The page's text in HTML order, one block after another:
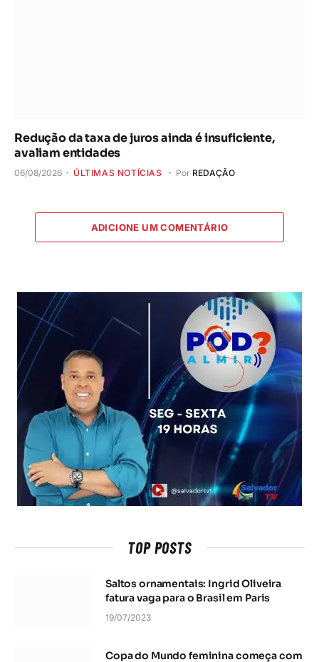
Redução da taxa de juros ainda é insuficiente,
avaliam entidades
06/08/2026 ÚLTIMAS NOTÍCIAS Por REDAÇÃO
ADICIONE UM COMENTÁRIO
TOP POSTS
Saltos ornamentais: Ingrid Oliveira
fatura vaga para o Brasil em Paris
19/07/2023
Copa do Mundo feminina começa com